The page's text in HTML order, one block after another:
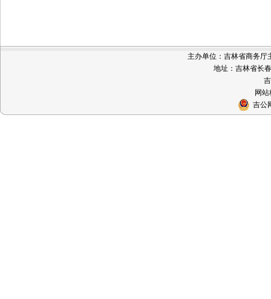
主办单位：吉林省商务
地址：吉林省长
网
吉公